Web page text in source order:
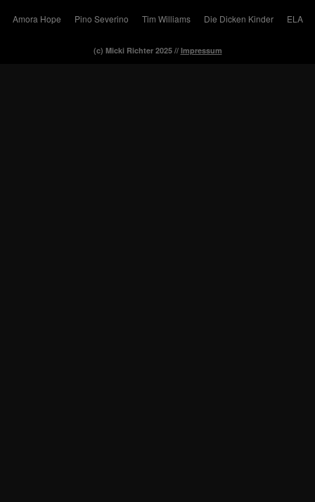
Amora Hope Pino Severino Tim Williams Die Dicken Kinder ELA
(c) Micki Richter 2025 // Impressum